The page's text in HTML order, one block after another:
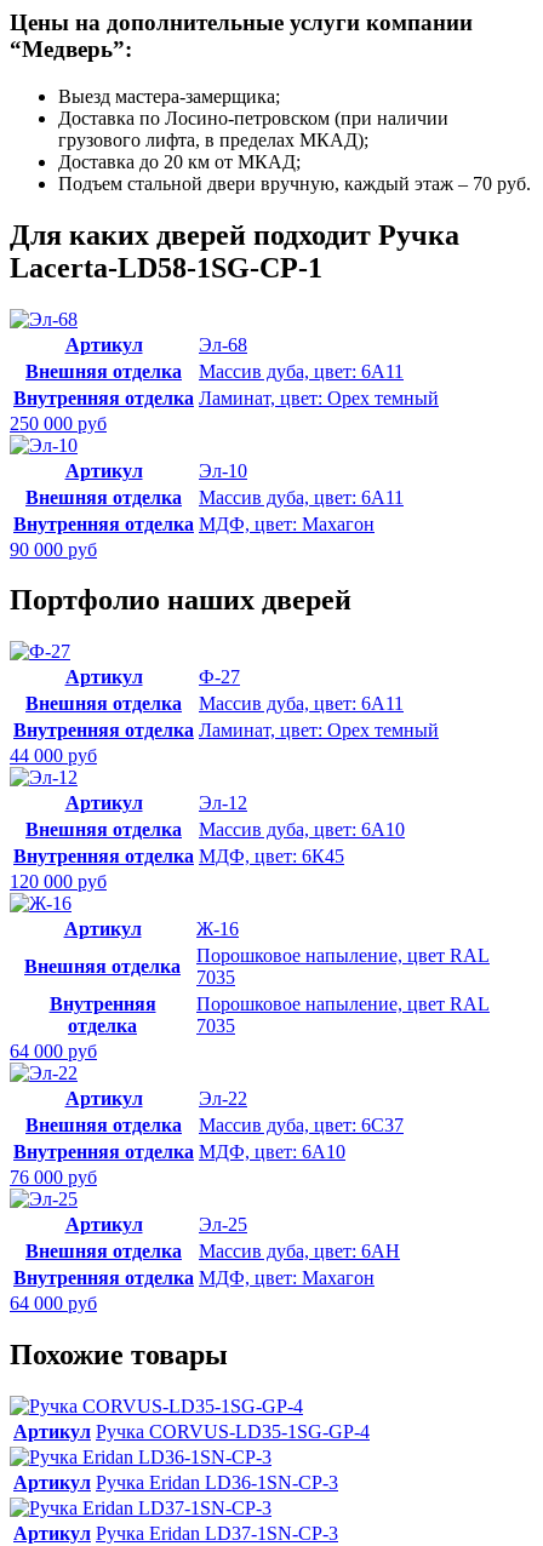
Цены на дополнительные услуги компании
“Медверь”:
Выезд мастера-замерщика;
Доставка по Лосино-петровском (при наличии
грузового лифта, в пределах МКАД);
Доставка до 20 км от МКАД;
Подъем стальной двери вручную, каждый этаж – 70 руб.
Для каких дверей подходит Ручка
Lacerta-LD58-1SG-CP-1
Артикул
Эл-68
Внешняя отделка
Массив дуба, цвет: 6А11
Внутренняя отделка Ламинат, цвет: Орех темный
250 000 руб
Артикул
Эл-10
Внешняя отделка
Массив дуба, цвет: 6А11
Внутренняя отделка МДФ, цвет: Махагон
90 000 руб
Портфолио наших дверей
Артикул
Ф-27
Внешняя отделка
Массив дуба, цвет: 6А11
Внутренняя отделка Ламинат, цвет: Орех темный
44 000 руб
Артикул
Эл-12
Внешняя отделка
Массив дуба, цвет: 6А10
Внутренняя отделка МДФ, цвет: 6К45
120 000 руб
Артикул
Ж-16
Внешняя отделка
Порошковое напыление, цвет RAL
7035
Внутренняя
отделка
Порошковое напыление, цвет RAL
7035
64 000 руб
Артикул
Эл-22
Внешняя отделка
Массив дуба, цвет: 6С37
Внутренняя отделка МДФ, цвет: 6А10
76 000 руб
Артикул
Эл-25
Внешняя отделка
Массив дуба, цвет: 6АН
Внутренняя отделка МДФ, цвет: Махагон
64 000 руб
Похожие товары
Артикул Ручка CORVUS-LD35-1SG-GP-4
Артикул Ручка Eridan LD36-1SN-CP-3
Артикул Ручка Eridan LD37-1SN-CP-3